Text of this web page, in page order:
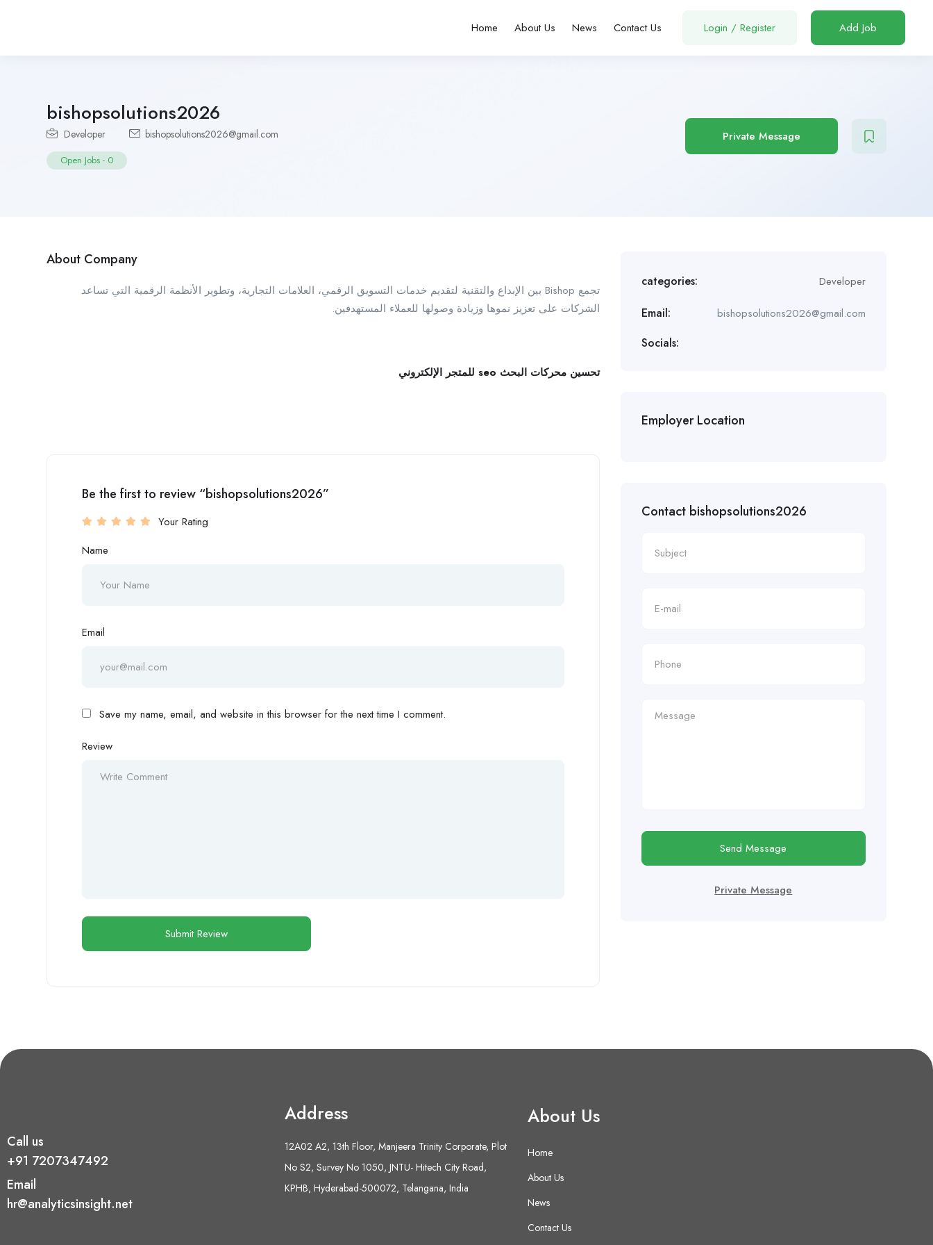
Home About Us News Contact Us Login / Register Add Job
bishopsolutions2026
Developer bishopsolutions2026@gmail.com
Open Jobs - 0
Private Message
About Company
تجمع Bishop بين الإبداع والتقنية لتقديم خدمات التسويق الرقمي، العلامات التجارية، وتطوير الأنظمة الرقمية التي تساعد
الشركات على تعزيز نموها وزيادة وصولها للعملاء المستهدفين.
تحسين محركات البحث seo للمتجر الإلكتروني
Be the first to review “bishopsolutions2026”
Your Rating
Name
Email
Save my name, email, and website in this browser for the next time I comment.
Review
categories: Developer
Email: bishopsolutions2026@gmail.com
Socials:
Employer Location
Contact bishopsolutions2026
Send Message
Private Message
Call us
+91 7207347492
Email
hr@analyticsinsight.net
Address
12A02 A2, 13th Floor, Manjeera Trinity Corporate, Plot
No S2, Survey No 1050, JNTU- Hitech City Road,
KPHB, Hyderabad-500072, Telangana, India
About Us
Home
About Us
News
Contact Us